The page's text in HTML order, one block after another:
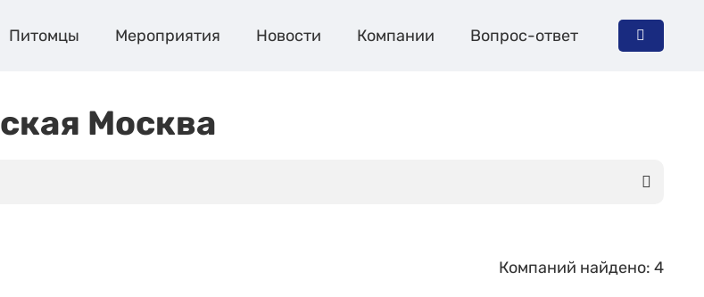
Питомцы Мероприятия Новости Компании Вопрос-ответ
Москва
Компаний найдено: 4